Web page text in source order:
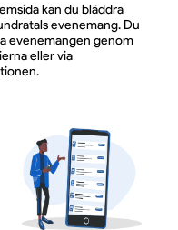
kan du bläddra
evenemang. Du
evenemangen genom
eller via